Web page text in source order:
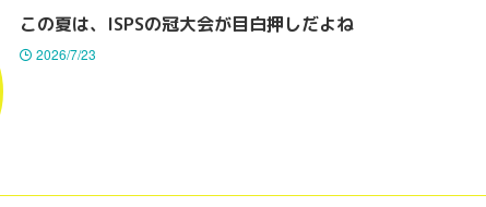
この夏は、ISPSの冠大会が目白押しだよね
2026/7/23